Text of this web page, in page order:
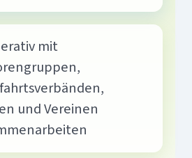
mit
und Vereinen